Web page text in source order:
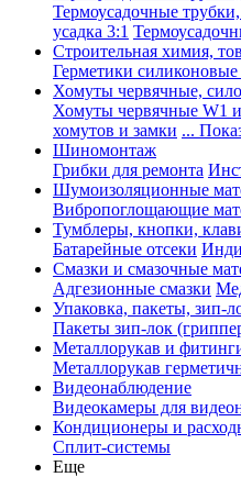
Термоусадочные
усадка 3:1
Строительная химия,
Герметики
Хомуты червячные,
Хомуты червячные W1
хомутов и замки ...
Шиномонтаж
Грибки для ремонта
Шумоизоляционные
Вибропоглощающие
Тумблеры, кнопки,
Батарейные отсеки
Смазки и смазочные
Адгезионные смазки
Упаковка, пакеты, зип-
Пакеты зип-лок
Металлорукав и
Металлорукав
Видеонаблюдение
Видеокамеры для
Кондиционеры и
Сплит-системы
Еще